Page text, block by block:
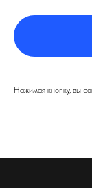
Нажимая кнопку, вы